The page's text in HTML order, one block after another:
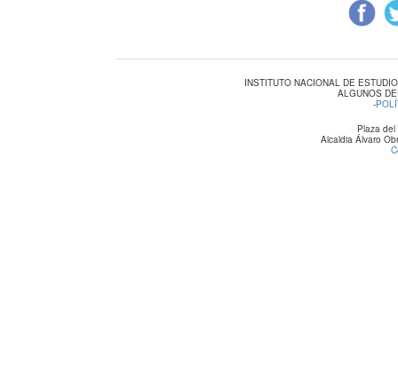
INSTITUTO NACIONAL DE
ALGUNOS
-
Plaza
Alcaldia Álvaro